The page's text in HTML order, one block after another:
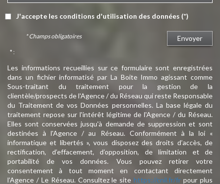
J'accepte les conditions d'utilisation des données (*)
Envoyer
* Champs obligatoires
* :
Les informations recueillies sur ce formulaire sont enregistrées
dans un fichier informatisé par La Boite Immo agissant comme
Sous-traitant du traitement pour la gestion de la
clientèle/prospects de l'Agence / du Réseau qui reste Responsable
du Traitement de vos Données personnelles. La base légale du
traitement repose sur l'intérêt légitime de l'Agence / du Réseau.
Elles sont conservées jusqu'à demande de suppression et sont
destinées à l'Agence / au Réseau. Conformément à la loi «
informatique et libertés », vous disposez des droits d’accès, de
rectification, d’effacement, d’opposition, de limitation et de
portabilité de vos données. Vous pouvez retirer votre
consentement à tout moment en contactant directement
l’Agence / Le Réseau. Consultez le site https://cnil.fr/fr pour plus